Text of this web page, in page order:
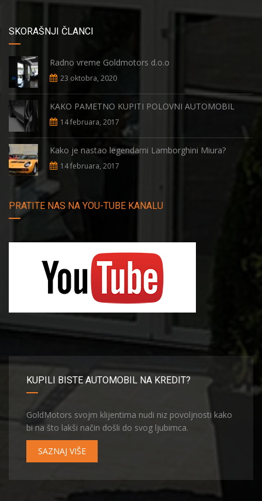
SKORAŠNJI ČLANCI
Radno vreme Goldmotors d.o.o
23 oktobra, 2020
KAKO PAMETNO KUPITI POLOVNI AUTOMOBIL
14 februara, 2017
Kako je nastao legendarni Lamborghini Miura?
14 februara, 2017
PRATITE NAS NA YOU-TUBE KANALU
KUPILI BISTE AUTOMOBIL NA KREDIT?
GoldMotors svojm klijentima nudi niz povoljnosti kako
bi na što lakši način došli do svog ljubimca.
SAZNAJ VIŠE